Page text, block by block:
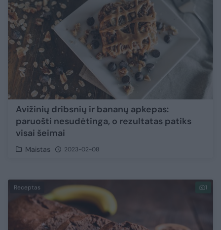
Avižinių dribsnių ir bananų apkepas:
paruošti nesudėtinga, o rezultatas patiks
visai šeimai
Maistas 2023-02-08
Receptas 1